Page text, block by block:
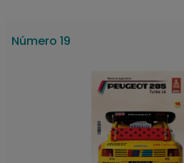
Número 19